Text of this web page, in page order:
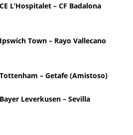
L’Hospitalet – CF Badalona
Town – Rayo Vallecano
– Getafe (Amistoso)
Leverkusen – Sevilla